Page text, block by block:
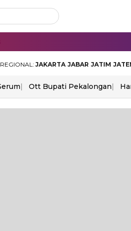
REGIONAL: JAKARTA JABAR JATIM
Ott Bupati Pekalongan